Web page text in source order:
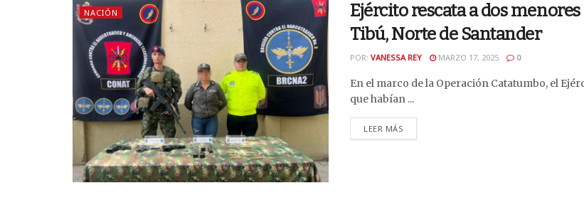
NACIÓN
Ejército rescata a dos
Tibú, Norte de Santander
POR: VANESSA REY MARZO 17, 2025 0
En el marco de la Operación Catatumbo, el
que habían ...
LEER MÁS